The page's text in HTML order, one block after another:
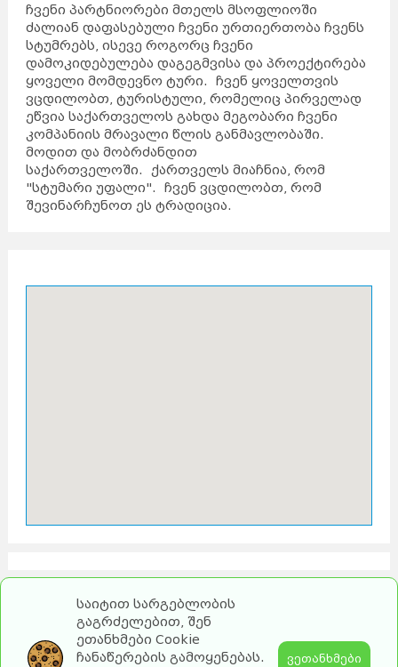
ჩვენი პარტნიორები მთელს მსოფლიოში
ძალიან დაფასებული ჩვენი ურთიერთობა ჩვენს
სტუმრებს, ისევე როგორც ჩვენი
დამოკიდებულება დაგეგმვისა და პროექტირება
ყოველი მომდევნო ტური. ჩვენ ყოველთვის
ვცდილობთ, ტურისტული, რომელიც პირველად
ეწვია საქართველოს გახდა მეგობარი ჩვენი
კომპანიის მრავალი წლის განმავლობაში.
მოდით და მობრძანდით
საქართველოში. ქართველს მიაჩნია, რომ
"სტუმარი უფალი". ჩვენ ვცდილობთ, რომ
შევინარჩუნოთ ეს ტრადიცია.
საიტით სარგებლობის
გაგრძელებით, შენ
ეთანხმები Cookie
ჩანაწერების გამოყენებას.
ვეთანხმები